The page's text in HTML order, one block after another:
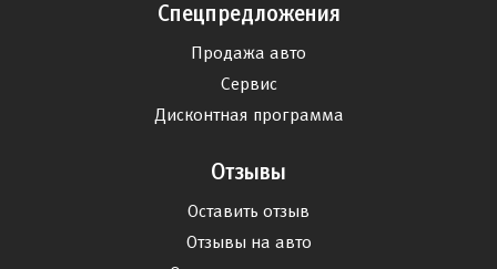
Спецпредложения
Продажа авто
Сервис
Дисконтная программа
Отзывы
Оставить отзыв
Отзывы на авто